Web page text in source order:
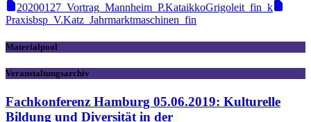
20200127_Vortrag_Mannheim_P.KataikkoGrigoleit_fin_k
Praxisbsp_V.Katz_Jahrmarktmaschinen_fin
Materialpool
Veranstaltungsarchiv
Fachkonferenz Hamburg 05.06.2019: Kulturelle
Bildung und Diversität in der